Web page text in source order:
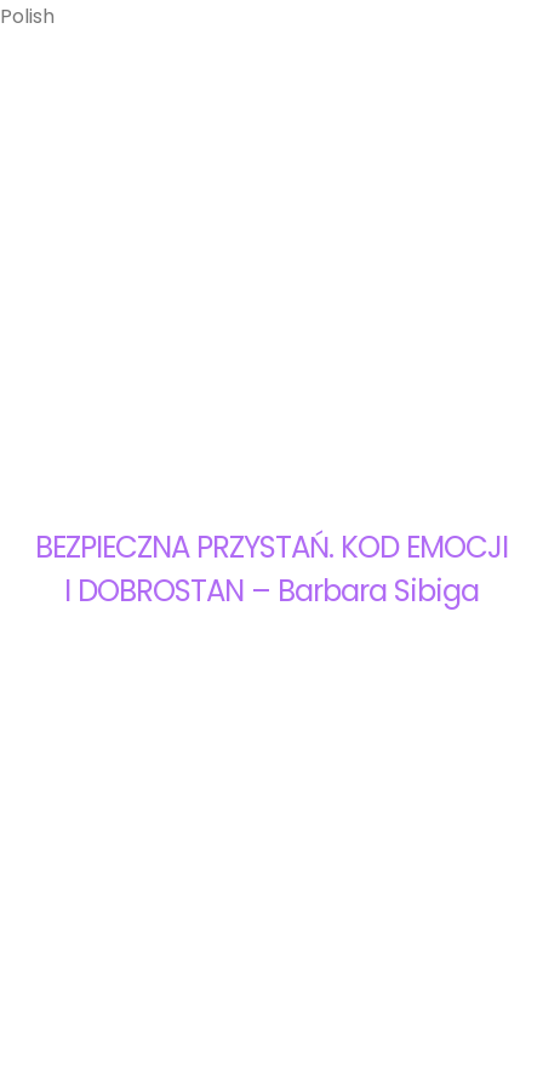
Polish
BEZPIECZNA PRZYSTAŃ. KOD EMOCJI
I DOBROSTAN – Barbara Sibiga